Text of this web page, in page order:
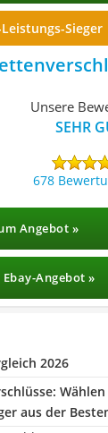
Sieger
Unsere
SEHR
678
Angebot »
Ebay-Angebot »
2026
aus der